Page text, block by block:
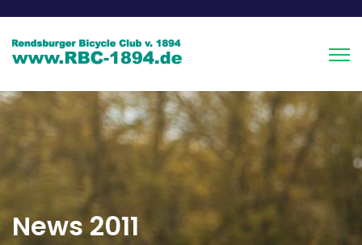
News 2011